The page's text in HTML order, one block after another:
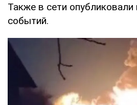
Также в сети
событий.